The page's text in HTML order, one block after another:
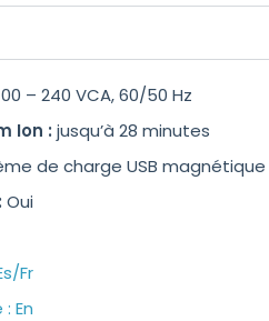
– 240 VCA, 60/50 Hz
Ion : jusqu’à 28 minutes
de charge USB magnétique
Oui
Fr
En